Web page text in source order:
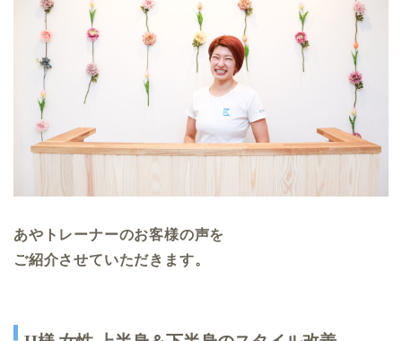
あやトレーナーのお客様の声を
ご紹介させていただきます。